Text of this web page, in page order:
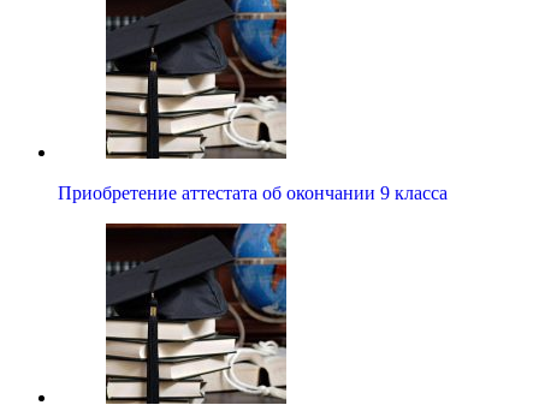
Приобретение аттестата об окончании 9 класса